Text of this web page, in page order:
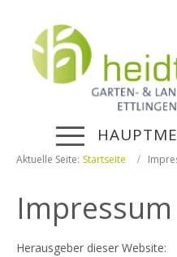
Aktuelle Seite: Startseite
Impressum
Herausgeber dieser Website: